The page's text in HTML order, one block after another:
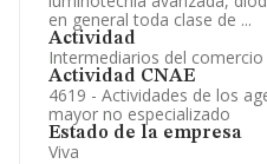
en general toda clase de ...
Actividad
Intermediarios del
Actividad CNAE
4619 - Actividades de los
mayor no especializado
Estado de la empresa
Viva